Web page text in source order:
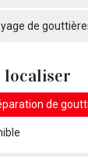
de
localiser
de